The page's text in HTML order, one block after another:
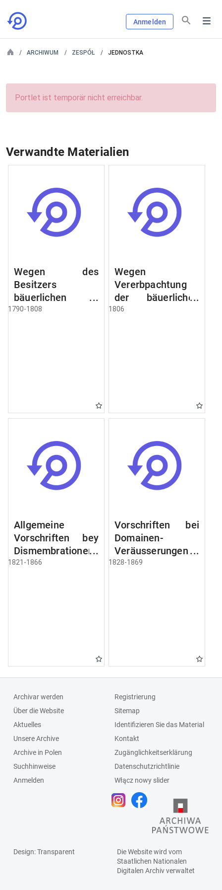
Anmelden
ARCHIWUM ZESPÓŁ JEDNOSTKA
Portlet ist temporär nicht erreichbar.
Verwandte Materialien
Wegen des
Besitzers
bäuerlichen
Grundstücke, den
1790-1808
Wegen
Vererbpachtung
der bäuerlichen
Grundstücke und
1806
Allgemeine
Vorschriften bey
Dismembrationen
Domainen-
1821-1866
Vorschriften bei
Domainen-
Veräusserungen
und
1828-1869
Archivar werden
Über die Website
Aktuelles
Unsere Archive
Archive in Polen
Suchhinweise
Anmelden
Registrierung
Sitemap
Identifizieren Sie das Material
Kontakt
Zugänglichkeitserklärung
Datenschutzrichtlinie
Włącz nowy slider
Design: Transparent
Die Website wird vom
Staatlichen Nationalen
Digitalen Archivverwaltet